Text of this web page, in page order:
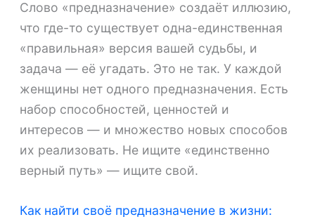
Слово «предназначение» создаёт иллюзию,
что где-то существует одна-единственная
«правильная» версия вашей судьбы, и
задача — её угадать. Это не так. У каждой
женщины нет одного предназначения. Есть
набор способностей, ценностей и
интересов — и множество новых способов
их реализовать. Не ищите «единственно
верный путь» — ищите свой.
Как найти своё предназначение в жизни: